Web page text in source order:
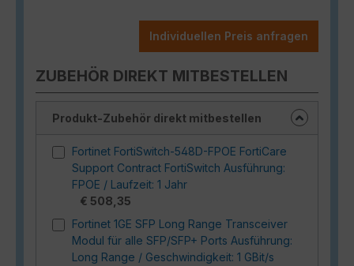
Individuellen Preis anfragen
ZUBEHÖR DIREKT MITBESTELLEN
Produkt-Zubehör direkt mitbestellen
Fortinet FortiSwitch-548D-FPOE FortiCare
Support Contract FortiSwitch Ausführung:
FPOE / Laufzeit: 1 Jahr
€ 508,35
Fortinet 1GE SFP Long Range Transceiver
Modul für alle SFP/SFP+ Ports Ausführung:
Long Range / Geschwindigkeit: 1 GBit/s